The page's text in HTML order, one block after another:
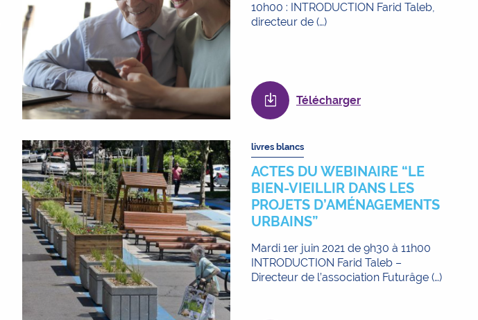
10h00 : INTRODUCTION Farid Taleb,
directeur de (…)
Télécharger
livres blancs
ACTES DU WEBINAIRE “LE
BIEN-VIEILLIR DANS LES
PROJETS D’AMÉNAGEMENTS
URBAINS”
Mardi 1er juin 2021 de 9h30 à 11h00
INTRODUCTION Farid Taleb –
Directeur de l’association Futurâge (…)